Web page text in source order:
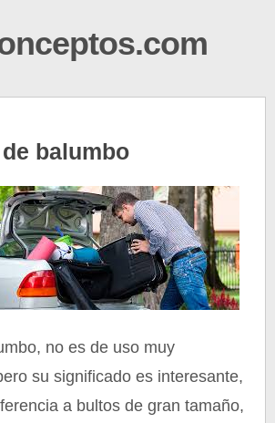
balumbo
no es de uso muy
su significado es interesante,
a bultos de gran tamaño,